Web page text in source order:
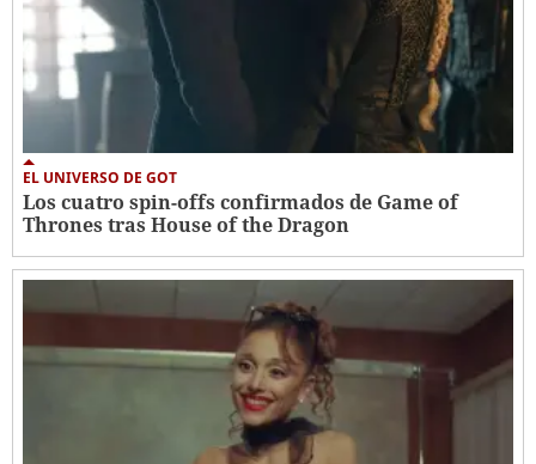
EL UNIVERSO DE GOT
Los cuatro spin-offs confirmados de Game of
Thrones tras House of the Dragon